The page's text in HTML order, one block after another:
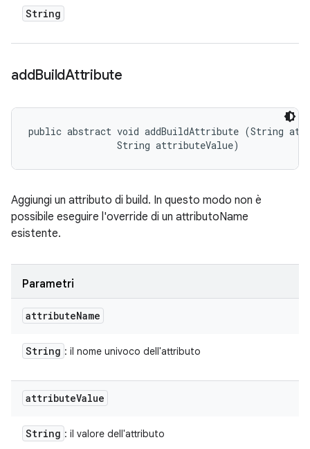
String
addBuildAttribute
public abstract void addBuildAttribute (String
                String attributeValue)
Aggiungi un attributo di build. In questo modo non è
possibile eseguire l'override di un attributoName
esistente.
Parametri
attributeName
String : il nome univoco dell'attributo
attributeValue
String : il valore dell'attributo